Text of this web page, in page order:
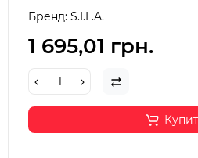
Бренд: S.I.L.A.
1 695,01 грн.